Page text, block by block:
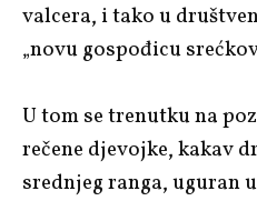
valcera, i tako u
„novu gospođicu
U tom se trenutku na
rečene djevojke, kakav
srednjeg ranga, uguran